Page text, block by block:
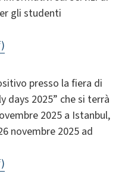
gli studenti
presso la fiera di
days 2025” che si terrà
2025 a Istanbul,
novembre 2025 ad